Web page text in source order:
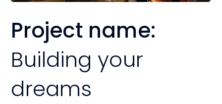
Project name:
Building your
dreams